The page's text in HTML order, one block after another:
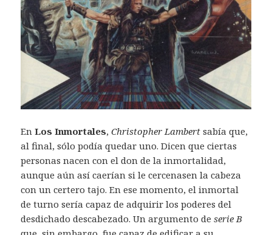
EnLos Inmortales,Christopher Lambert sabía que,
al final, sólo podía quedar uno. Dicen que ciertas
personas nacen con el don de la inmortalidad,
aunque aún así caerían si le cercenasen la cabeza
con un certero tajo. En ese momento, el inmortal
de turno sería capaz de adquirir los poderes del
desdichado descabezado. Un argumento deserie B